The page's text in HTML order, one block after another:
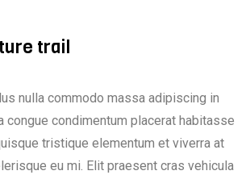
trail
nulla commodo massa adipiscing in
congue condimentum placerat habitasse
tristique elementum et viverra at
eu mi. Elit praesent cras vehicula